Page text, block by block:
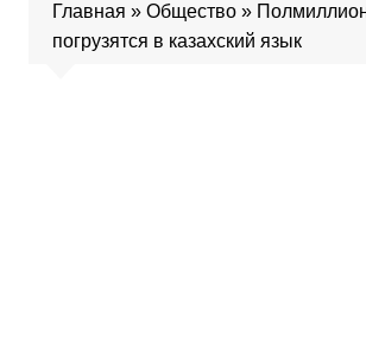
Главная » Общество»
погрузятся в казахский язык